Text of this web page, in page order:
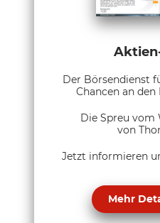
Der Börsendienst
Chancen an
Die Spreu vom
von
Jetzt informieren
Mehr